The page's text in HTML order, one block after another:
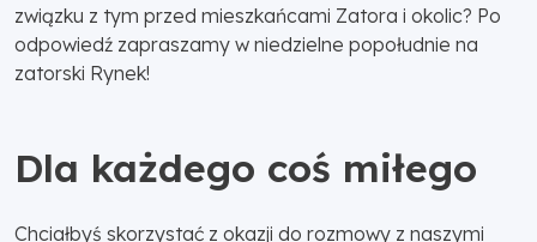
związku z tym przed mieszkańcami Zatora i okolic? Po
odpowiedź zapraszamy w niedzielne popołudnie na
zatorski Rynek!
Dla każdego coś miłego
Chciałbyś skorzystać z okazji do rozmowy z naszymi